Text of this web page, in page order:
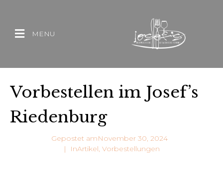
MENU
Vorbestellen im Josef’s
Riedenburg
Gepostet amNovember 30, 2024
InArtikel, Vorbestellungen